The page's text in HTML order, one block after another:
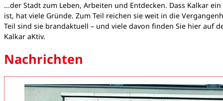
...der Stadt zum Leben, Arbeiten und Entdecken. Dass Kalkar
ist, hat viele Gründe. Zum Teil reichen sie weit in die
Teil sind sie brandaktuell – und viele davon finden Sie hier auf
Kalkar aKtiv.
Nachrichten